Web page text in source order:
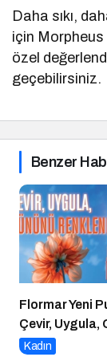
Daha sıkı,
için Morpheus
özel
geçebilirsiniz.
Benzer
Flormar Yeni
Çevir, Uygula,
Renklendir!
Kadın